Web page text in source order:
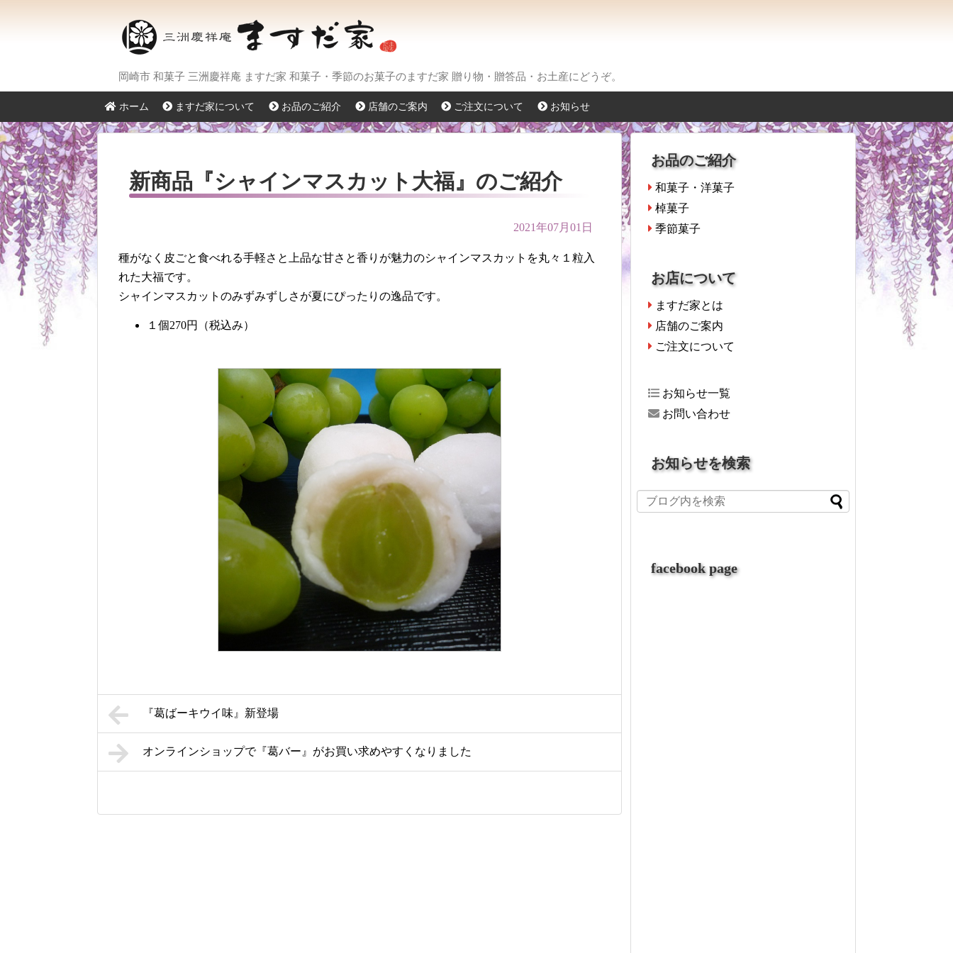
岡崎市 和菓子 三洲慶祥庵 ますだ家 和菓子・季節のお菓子のますだ家 贈り物・贈答品・お土産にどうぞ。
ホーム ますだ家について お品のご紹介 店舗のご案内 ご注文について お知らせ
新商品『シャインマスカット大福』のご紹介
2021年07月01日
種がなく皮ごと食べれる手軽さと上品な甘さと香りが魅力のシャインマスカットを丸々１粒入
れた大福です。
シャインマスカットのみずみずしさが夏にぴったりの逸品です。
１個270円（税込み）
『葛ばーキウイ味』新登場
オンラインショップで『葛バー』がお買い求めやすくなりました
お品のご紹介
和菓子・洋菓子
棹菓子
季節菓子
お店について
ますだ家とは
店舗のご案内
ご注文について
お知らせ一覧
お問い合わせ
お知らせを検索
facebook page